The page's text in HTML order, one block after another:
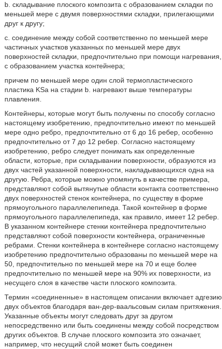
b. складывание плоского композита с образованием складки по
меньшей мере с двумя поверхностями складки, прилегающими
друг к другу;
c. соединение между собой соответственно по меньшей мере
частичных участков указанных по меньшей мере двух
поверхностей складки, предпочтительно при помощи нагревания,
с образованием участка контейнера;
причем по меньшей мере один слой термопластического
пластика KSa на стадии b. нагревают выше температуры
плавления.
Контейнеры, которые могут быть получены по способу согласно
настоящему изобретению, предпочтительно имеют по меньшей
мере одно ребро, предпочтительно от 6 до 16 ребер, особенно
предпочтительно от 7 до 12 ребер. Согласно настоящему
изобретению, ребро следует понимать как определенные
области, которые, при складывании поверхности, образуются из
двух частей указанной поверхности, накладывающихся одна на
другую. Ребра, которые можно упомянуть в качестве примера,
представляют собой вытянутые области контакта соответственно
двух поверхностей стенок контейнера, по существу в форме
прямоугольного параллелепипеда. Такой контейнер в форме
прямоугольного параллелепипеда, как правило, имеет 12 ребер.
В указанном контейнере стенки контейнера предпочтительно
представляют собой поверхности контейнера, ограниченные
ребрами. Стенки контейнера в контейнере согласно настоящему
изобретению предпочтительно образованы по меньшей мере на
50, предпочтительно по меньшей мере на 70 и еще более
предпочтительно по меньшей мере на 90% их поверхности, из
несущего слоя в качестве части плоского композита.
Термин «соединенные» в настоящем описании включает адгезию
двух объектов благодаря ван-дер-ваальсовым силам притяжения.
Указанные объекты могут следовать друг за другом
непосредственно или быть соединены между собой посредством
других объектов. В случае плоского композита это означает,
например, что несущий слой может быть соединен